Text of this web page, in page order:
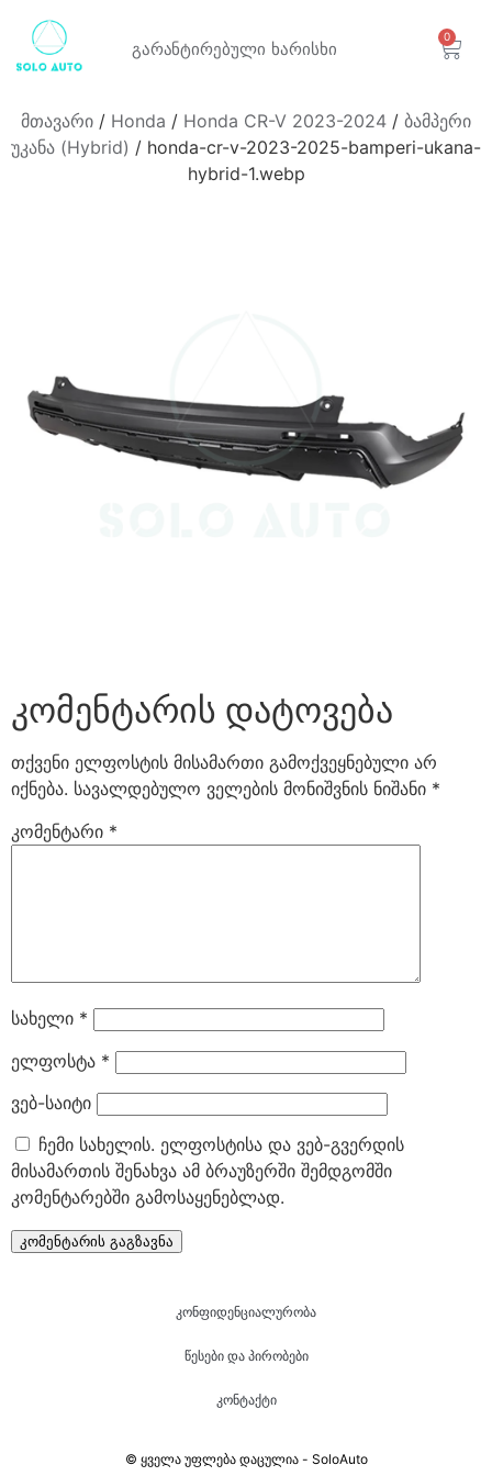
გარანტირებული ხარისხი
0
მთავარი / Honda / Honda CR-V 2023-2024 / ბამპერი
უკანა (Hybrid) / honda-cr-v-2023-2025-bamperi-ukana-
hybrid-1.webp
კომენტარის დატოვება
თქვენი ელფოსტის მისამართი გამოქვეყნებული არ
იქნება. სავალდებულო ველების მონიშვნის ნიშანი *
კომენტარი *
სახელი *
ელფოსტა *
ვებ-საიტი
ჩემი სახელის. ელფოსტისა და ვებ-გვერდის
მისამართის შენახვა ამ ბრაუზერში შემდგომში
კომენტარებში გამოსაყენებლად.
კონფიდენციალურობა
წესები და პირობები
კონტაქტი
© ყველა უფლება დაცულია - SoloAuto